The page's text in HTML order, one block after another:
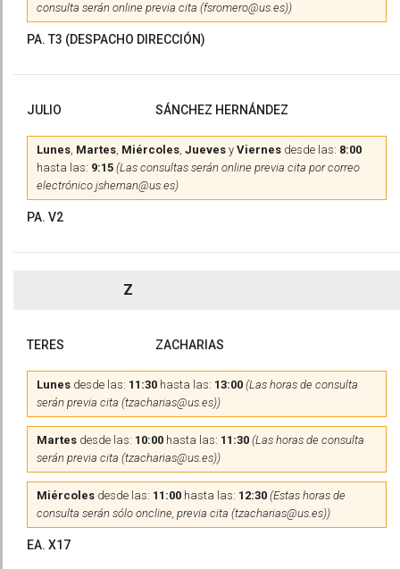
consulta serán online previa cita (fsromero@us.es))
PA. T3 (DESPACHO DIRECCIÓN)
JULIO SÁNCHEZ HERNÁNDEZ
Lunes, Martes, Miércoles, Jueves y Viernes desde las: 8:00
hasta las: 9:15 (Las consultas serán online previa cita por correo
electrónico jshernan@us.es)
PA. V2
Z
TERES ZACHARIAS
Lunes desde las: 11:30 hasta las: 13:00 (Las horas de consulta
serán previa cita (tzacharias@us.es))
Martes desde las: 10:00 hasta las: 11:30 (Las horas de consulta
serán previa cita (tzacharias@us.es))
Miércoles desde las: 11:00 hasta las: 12:30 (Estas horas de
consulta serán sólo oncline, previa cita (tzacharias@us.es))
EA. X17